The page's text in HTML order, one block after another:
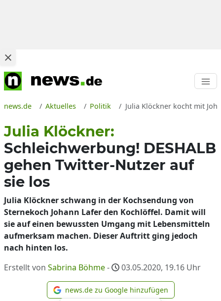
news.de Aktuelles Politik Julia Klöckner kocht mit
Julia Klöckner:
Schleichwerbung! DESHALB
gehen Twitter-Nutzer auf
sie los
Julia Klöckner schwang in der Kochsendung von
Sternekoch Johann Lafer den Kochlöffel. Damit will
sie auf einen bewussten Umgang mit Lebensmitteln
aufmerksam machen. Dieser Auftritt ging jedoch
nach hinten los.
Erstellt von Sabrina Böhme- 03.05.2020, 19.16 Uhr
news.de zu Google
news.de zu Google hinzufügen